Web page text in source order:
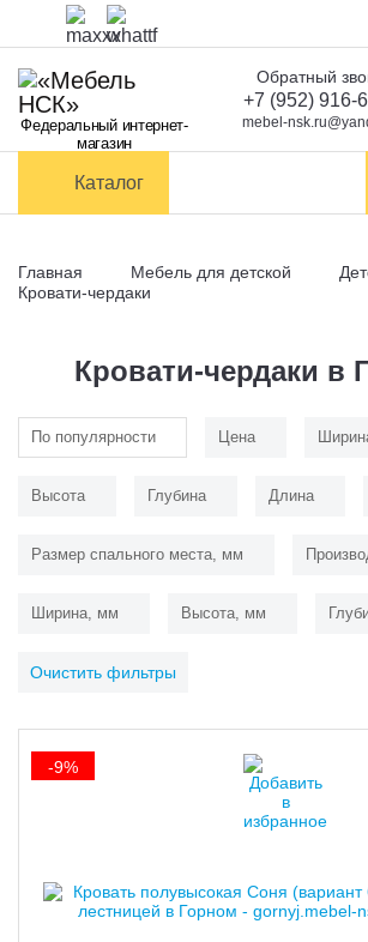
Оплата
Доставка и
самовывоз
Сборка
Обмен и
Контакты
Заказать обратный звонок
Федеральный интернет-
магазин
Обратный
+7 (952) 916-
mebel-
Каталог
Главная Мебель для детской
Кровати-чердаки
Кровати-чердаки в
По популярности Цена
Высота Глубина Длина
Размер спального места, мм
Ширина, мм Высота, мм
Очистить фильтры
-9%